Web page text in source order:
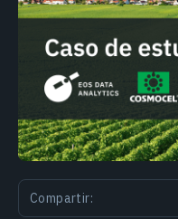
Compartir: